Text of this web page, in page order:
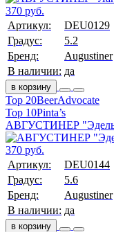
370 руб.
Артикул:
DEU0129
Градус:
5.2
Бренд:
Augustiner
В наличии: да
в корзину
Top 20BeerAdvocate
Top 10Pinta’s
АВГУСТИНЕР
370 руб.
Артикул:
DEU0144
Градус:
5.6
Бренд:
Augustiner
В наличии: да
в корзину